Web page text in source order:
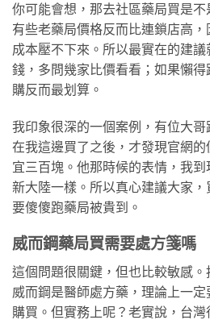
你可能會想，那去社區藥局買是不
有些老藥局價格反而比連鎖店高，
成本壓不下來。所以最實在的建
錢，多問幾家比價看看；如果懶
購反而最划算。
我印象很深的一個案例，有位大
在我這邊買了之後，才發現官網
宜三百塊。他那時候的表情，我
新大陸一樣。所以真心建議大家
要傻傻跑藥局被貴到。
威而鋼藥局買需要處方箋嗎
這個問題很關鍵，但也比較敏感。
威而鋼是醫師處方藥，理論上一
購買。但實務上呢？老實說，台